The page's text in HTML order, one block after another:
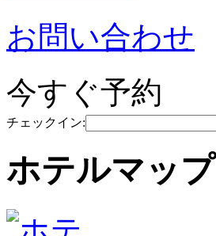
お問い合わせ
今すぐ予約
チェックイン:
ホテルマップ